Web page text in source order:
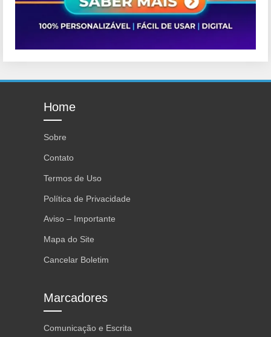
Home
Sobre
Contato
Termos de Uso
Política de Privacidade
Aviso – Importante
Mapa do Site
Cancelar Boletim
Marcadores
Comunicação e Escrita